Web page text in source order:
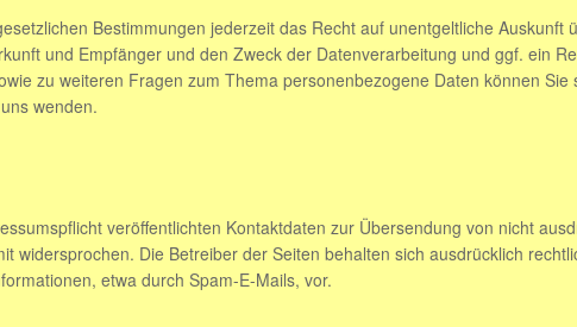
Bestimmungen jederzeit das Recht auf unentgeltliche Auskunft
und Empfänger und den Zweck der Datenverarbeitung und ggf. ein
zu weiteren Fragen zum Thema personenbezogene Daten können Sie
wenden.
veröffentlichten Kontaktdaten zur Übersendung von nicht
widersprochen. Die Betreiber der Seiten behalten sich ausdrücklich
etwa durch Spam-E-Mails, vor.